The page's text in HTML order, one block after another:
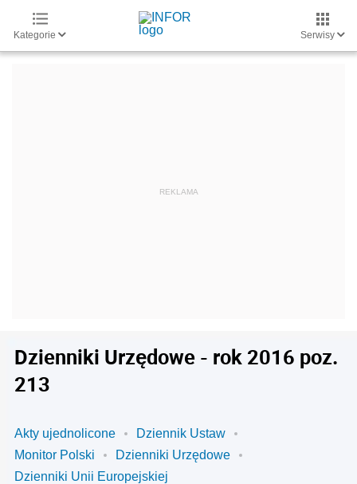
Kategorie Serwisy
Dzienniki Urzędowe - rok 2016 poz.
213
Akty ujednolicone
Dziennik Ustaw
Monitor Polski
Dzienniki Urzędowe
Dzienniki Unii Europejskiej